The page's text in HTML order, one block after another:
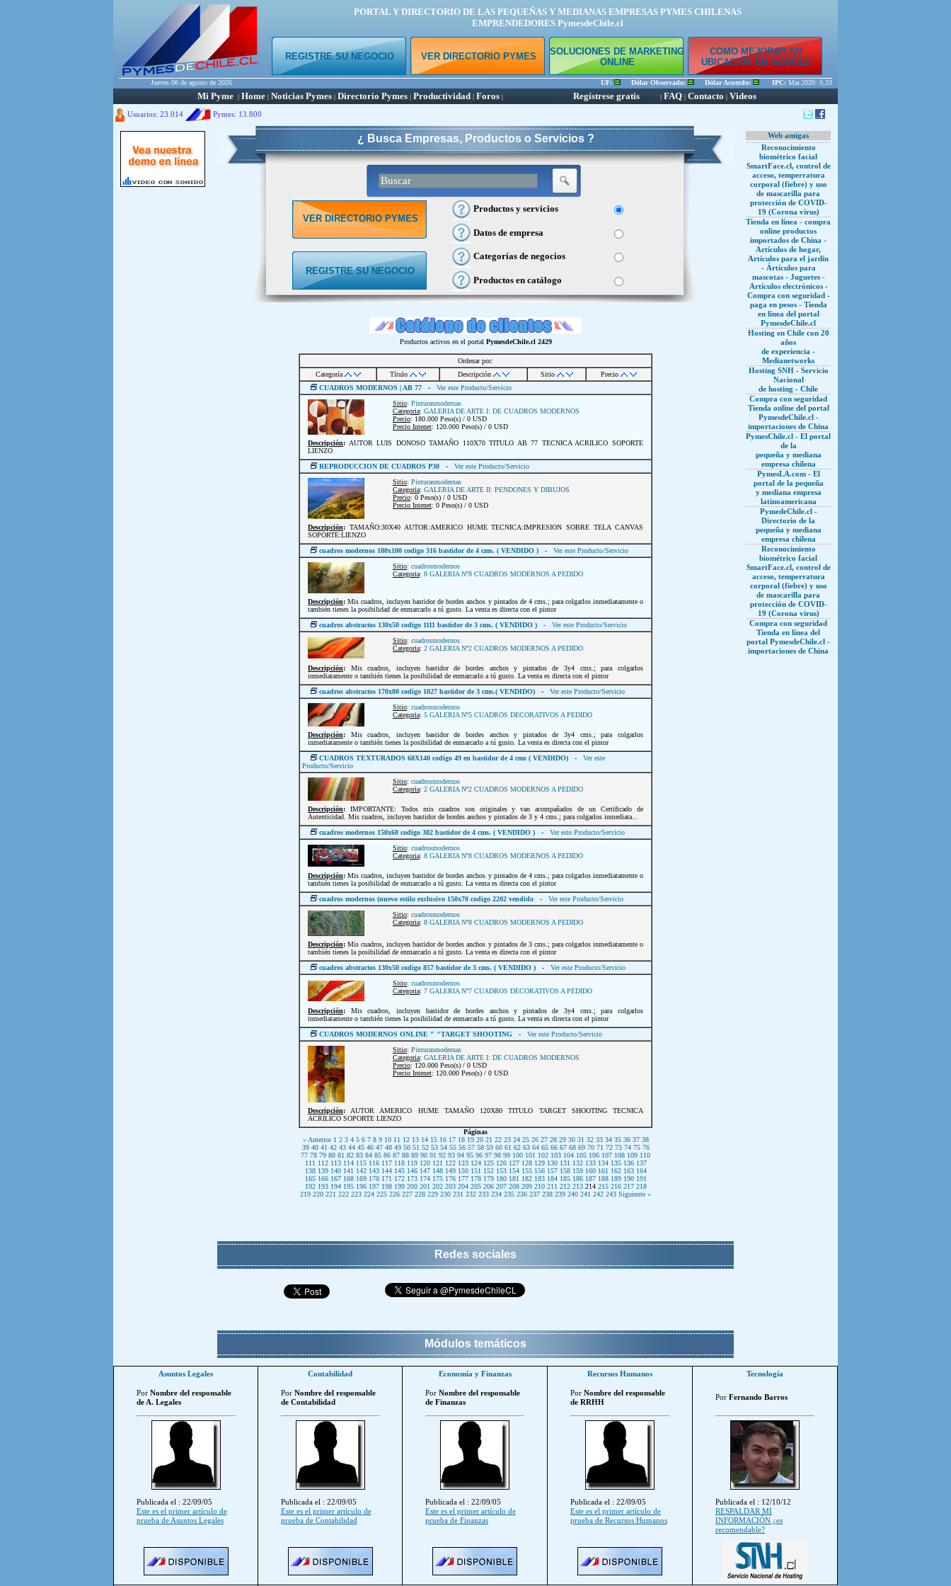
PORTAL Y DIRECTORIO DE LAS PEQUEÑAS Y MEDIANAS EMPRESAS PYMES CHILENAS
EMPRENDEDORES PymesdeChile.cl
REGISTRE SU NEGOCIO VER DIRECTORIO PYMES
SOLUCIONES DE MARKETING
ONLINE
COMO MEJORAR SU
UBICACIÓN EN GOOGLE
Jueves 06 de agosto de 2026 UF: Dólar Observado: Dólar Acuerdo: IPC:Mar.2020: 0,33 % Feb.2020: 0,45 % Ene.2020: 0,56
Mi Pyme | Home | Noticias Pymes | Directorio Pymes | Productividad | Foros | Regístrese gratis | FAQ | Contacto | Videos
Usuarios: 23.014 Pymes: 13.800
¿ Busca Empresas, Productos o Servicios ?
VER DIRECTORIO PYMES
REGISTRE SU NEGOCIO
Productos y servicios
Datos de empresa
Categorías de negocios
Productos en catálogo
Productos activos en el portal PymesdeChile.cl 2429
Ordenar por:
Categoría
Título Descripción Sitio
Precio
CUADROS MODERNOS | AB 77
- Ver este Producto/Servicio
Sitio: Pinturasmodernas
Categoria: GALERIA DE ARTE I: DE CUADROS MODERNOS
Precio: 180.000 Peso(s) / 0 USD
Precio Intenet: 120.000 Peso(s) / 0 USD
Descripción: AUTOR LUIS DONOSO TAMAÑO 110X70 TITULO AB 77 TECNICA ACRILICO SOPORTE
LIENZO
REPRODUCCION DE CUADROS P30
- Ver este Producto/Servicio
Sitio: Pinturasmodernas
Categoria: GALERIA DE ARTE II: PENDONES Y DIBUJOS
Precio: 0 Peso(s) / 0 USD
Precio Intenet: 0 Peso(s) / 0 USD
Descripción: TAMAÑO:30X40 AUTOR:AMERICO HUME TECNICA:IMPRESION SOBRE TELA CANVAS
SOPORTE:LIENZO
cuadros modernos 180x100 codigo 316 bastidor de 4 cms. ( VENDIDO )
- Ver este Producto/Servicio
Sitio: cuadrosmodernos
Categoria: 8 GALERIA Nº8 CUADROS MODERNOS A PEDIDO
Descripción: Mis cuadros, incluyen bastidor de bordes anchos y pintados de 4 cms.; para colgarlos inmediatamente o
también tienes la posibilidad de enmarcarlo a tú gusto. La venta es directa con el pintor
cuadros abstractos 130x50 codigo 1111 bastidor de 3 cms. ( VENDIDO )
- Ver este Producto/Servicio
Sitio: cuadrosmodernos
Categoria: 2 GALERIA Nº2 CUADROS MODERNOS A PEDIDO
Descripción: Mis cuadros, incluyen bastidor de bordes anchos y pintados de 3y4 cms.; para colgarlos
inmediatamente o también tienes la posibilidad de enmarcarlo a tú gusto. La venta es directa con el pintor
cuadros abstractos 170x80 codigo 1027 bastidor de 3 cms.( VENDIDO)
- Ver este Producto/Servicio
Sitio: cuadrosmodernos
Categoria: 5 GALERIA Nº5 CUADROS DECORATIVOS A PEDIDO
Descripción: Mis cuadros, incluyen bastidor de bordes anchos y pintados de 3y4 cms.; para colgarlos
inmediatamente o también tienes la posibilidad de enmarcarlo a tú gusto. La venta es directa con el pintor
CUADROS TEXTURADOS 60X140 codigo 49 en bastidor de 4 cms ( VENDIDO)
- Ver este
Producto/Servicio
Sitio: cuadrosmodernos
Categoria: 2 GALERIA Nº2 CUADROS MODERNOS A PEDIDO
Descripción: IMPORTANTE: Todos mis cuadros son originales y van acompañados de un Certificado de
Autenticidad. Mis cuadros, incluyen bastidor de bordes anchos y pintados de 3 y 4 cms.; para colgarlos inmediata...
cuadros modernos 150x60 codigo 382 bastidor de 4 cms. ( VENDIDO )
- Ver este Producto/Servicio
Sitio: cuadrosmodernos
Categoria: 8 GALERIA Nº8 CUADROS MODERNOS A PEDIDO
Descripción: Mis cuadros, incluyen bastidor de bordes anchos y pintados de 4 cms.; para colgarlos inmediatamente o
también tienes la posibilidad de enmarcarlo a tú gusto. La venta es directa con el pintor
cuadros modernos (nuevo estilo exclusivo 150x70 codigo 2202 vendido
- Ver este Producto/Servicio
Sitio: cuadrosmodernos
Categoria: 8 GALERIA Nº8 CUADROS MODERNOS A PEDIDO
Descripción: Mis cuadros, incluyen bastidor de bordes anchos y pintados de 3 cms.; para colgarlos inmediatamente o
también tienes la posibilidad de enmarcarlo a tú gusto. La venta es directa con el pintor
cuadros abstractos 130x50 codigo 857 bastidor de 3 cms. ( VENDIDO )
- Ver este Producto/Servicio
Sitio: cuadrosmodernos
Categoria: 7 GALERIA Nº7 CUADROS DECORATIVOS A PEDIDO
Descripción: Mis cuadros, incluyen bastidor de bordes anchos y pintados de 3y4 cms.; para colgarlos
inmediatamente o también tienes la posibilidad de enmarcarlo a tú gusto. La venta es directa con el pintor
CUADROS MODERNOS ONLINE " "TARGET SHOOTING
- Ver este Producto/Servicio
Sitio: Pinturasmodernas
Categoria: GALERIA DE ARTE I: DE CUADROS MODERNOS
Precio: 120.000 Peso(s) / 0 USD
Precio Intenet: 120.000 Peso(s) / 0 USD
Descripción: AUTOR AMERICO HUME TAMAÑO 120X80 TITULO TARGET SHOOTING TECNICA
ACRILICO SOPORTE LIENZO
Páginas
« Anterior 1 2 3 4 5 6 7 8 9 10 11 12 13 14 15 16 17 18 19 20 21 22 23 24 25 26 27 28 29 30 31 32 33 34 35 36 37 38
39 40 41 42 43 44 45 46 47 48 49 50 51 52 53 54 55 56 57 58 59 60 61 62 63 64 65 66 67 68 69 70 71 72 73 74 75 76
77 78 79 80 81 82 83 84 85 86 87 88 89 90 91 92 93 94 95 96 97 98 99 100 101 102 103 104 105 106 107 108 109 110
111 112 113 114 115 116 117 118 119 120 121 122 123 124 125 126 127 128 129 130 131 132 133 134 135 136 137
138 139 140 141 142 143 144 145 146 147 148 149 150 151 152 153 154 155 156 157 158 159 160 161 162 163 164
165 166 167 168 169 170 171 172 173 174 175 176 177 178 179 180 181 182 183 184 185 186 187 188 189 190 191
192 193 194 195 196 197 198 199 200 201 202 203 204 205 206 207 208 209 210 211 212 213214 215 216 217 218
219 220 221 222 223 224 225 226 227 228 229 230 231 232 233 234 235 236 237 238 239 240 241 242 243 Siguiente »
Web amigas
Reconocimiento
biométrico facial
SmartFace.cl, control de
acceso, temperratura
corporal (fiebre) y uso
de mascarilla para
protección de COVID-
19 (Corona virus)
Tienda en línea - compra
online productos
importados de China -
Artículos de hogar,
Artículos para el jardín
- Ártículos para
mascotas - Juguetes -
Artículos electrónicos -
Compra con seguridad -
paga en pesos - Tienda
en línea del portal
PymesdeChile.cl
Hosting en Chile con 20
años
de experiencia -
Medianetworks
Hosting SNH - Servicio
Nacional
de hosting - Chile
Compra con seguridad
Tienda online del portal
PymesdeChile.cl -
importaciones de China
PymesChile.cl - El portal
de la
pequeña y mediana
empresa chilena
PymesLA.com - El
portal de la pequeña
y mediana empresa
latinoamericana
PymedeChile.cl -
Directorio de la
pequeña y mediana
empresa chilena
Reconocimiento
biométrico facial
SmartFace.cl, control de
acceso, temperratura
corporal (fiebre) y uso
de mascarilla para
protección de COVID-
19 (Corona virus)
Compra con seguridad
Tienda en línea del
portal PymesdeChile.cl -
importaciones de China
Redes sociales
Módulos temáticos
Asuntos Legales
Por Nombre del responsable
de A. Legales
Publicada el : 22/09/05
Este es el primer artículo de
prueba de Asuntos Legales
Contabilidad
Por Nombre del responsable
de Contabilidad
Publicada el : 22/09/05
Este es el primer artículo de
prueba de Contabilidad
Economía y Finanzas
Por Nombre del responsable
de Finanzas
Publicada el : 22/09/05
Este es el primer artículo de
prueba de Finanzas
Recursos Humanos
Por Nombre del responsable
de RRHH
Publicada el : 22/09/05
Este es el primer artículo de
prueba de Recursos Humanos
Tecnología
Por Fernando Barros
Publicada el : 12/10/12
RESPALDAR MI
INFORMACIÓN ¿es
recomendable?